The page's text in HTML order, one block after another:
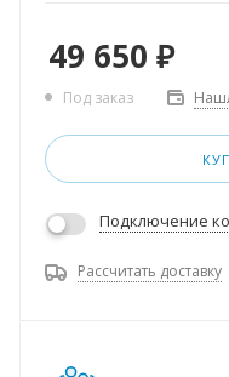
49 650 ₽
Под заказ
Подключение
Рассчитать доставку